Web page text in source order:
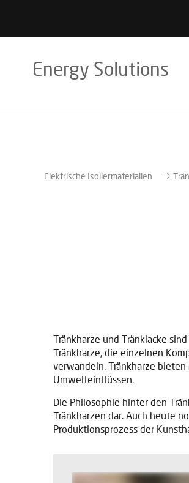
Energy Solutions
Elektrische Isoliermaterialien
Tränkharze und Tränklacke
Tränkharze, die einzelnen
verwandeln. Tränkharze
Umwelteinflüssen.
Die Philosophie hinter den
Tränkharzen dar. Auch heute
Produktionsprozess der